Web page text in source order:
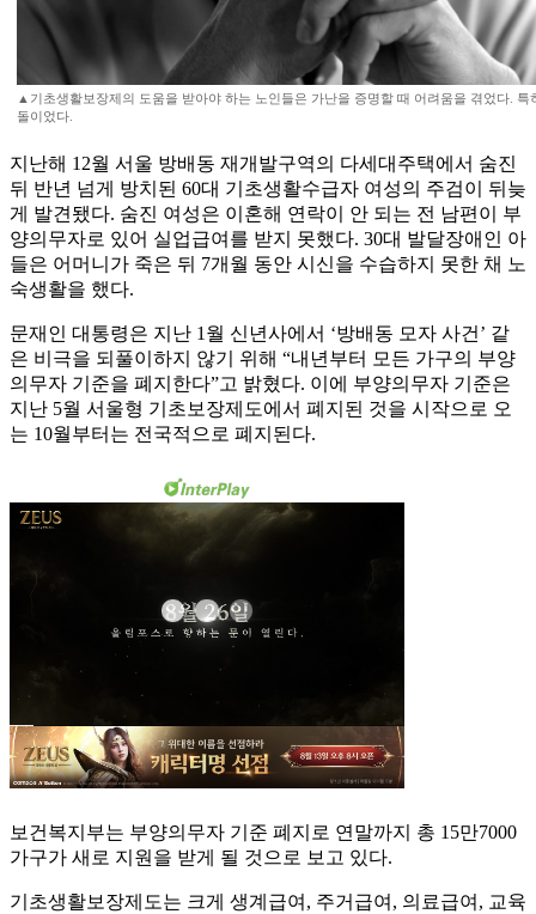
▲기초생활보장제의 도움을 받아야 하는 노인들은 가난을 증명할 때 어려움을 겪었다. 특
돌이었다.
지난해 12월 서울 방배동 재개발구역의 다세대주택에서 숨진
뒤 반년 넘게 방치된 60대 기초생활수급자 여성의 주검이 뒤늦
게 발견됐다. 숨진 여성은 이혼해 연락이 안 되는 전 남편이 부
양의무자로 있어 실업급여를 받지 못했다. 30대 발달장애인 아
들은 어머니가 죽은 뒤 7개월 동안 시신을 수습하지 못한 채 노
숙생활을 했다.
문재인 대통령은 지난 1월 신년사에서 ‘방배동 모자 사건’ 같
은 비극을 되풀이하지 않기 위해 “내년부터 모든 가구의 부양
의무자 기준을 폐지한다”고 밝혔다. 이에 부양의무자 기준은
지난 5월 서울형 기초보장제도에서 폐지된 것을 시작으로 오
는 10월부터는 전국적으로 폐지된다.
보건복지부는 부양의무자 기준 폐지로 연말까지 총 15만7000
가구가 새로 지원을 받게 될 것으로 보고 있다.
기초생활보장제도는 크게 생계급여, 주거급여, 의료급여, 교육